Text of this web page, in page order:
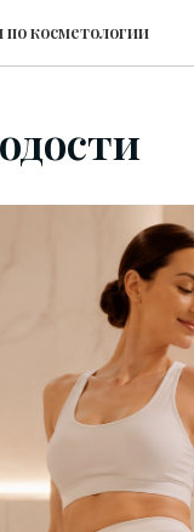
по косметологии